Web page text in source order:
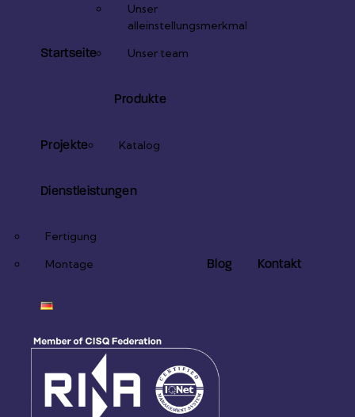
Startseite
Unser
alleinstellungsmerkmal
Unser team
Projekte
Produkte
Katalog
Dienstleistungen
Fertigung
Montage
Blog Kontakt